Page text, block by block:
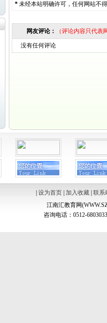
* 未经本站明确许可，任何网站不
网友评论： （评论内容只代
没有任何评论
设为首页| 加入收藏| 联系
江南汇教育网
咨询电话：0512-